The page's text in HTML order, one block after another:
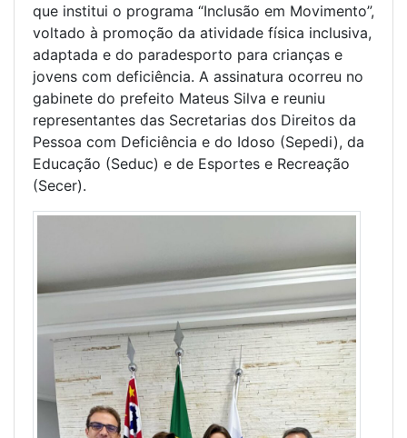
que institui o programa “Inclusão em Movimento”,
voltado à promoção da atividade física inclusiva,
adaptada e do paradesporto para crianças e
jovens com deficiência. A assinatura ocorreu no
gabinete do prefeito Mateus Silva e reuniu
representantes das Secretarias dos Direitos da
Pessoa com Deficiência e do Idoso (Sepedi), da
Educação (Seduc) e de Esportes e Recreação
(Secer).